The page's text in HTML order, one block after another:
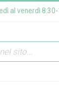
al venerdì